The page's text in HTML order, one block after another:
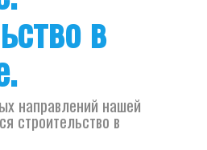
в
направлений нашей
строительство в